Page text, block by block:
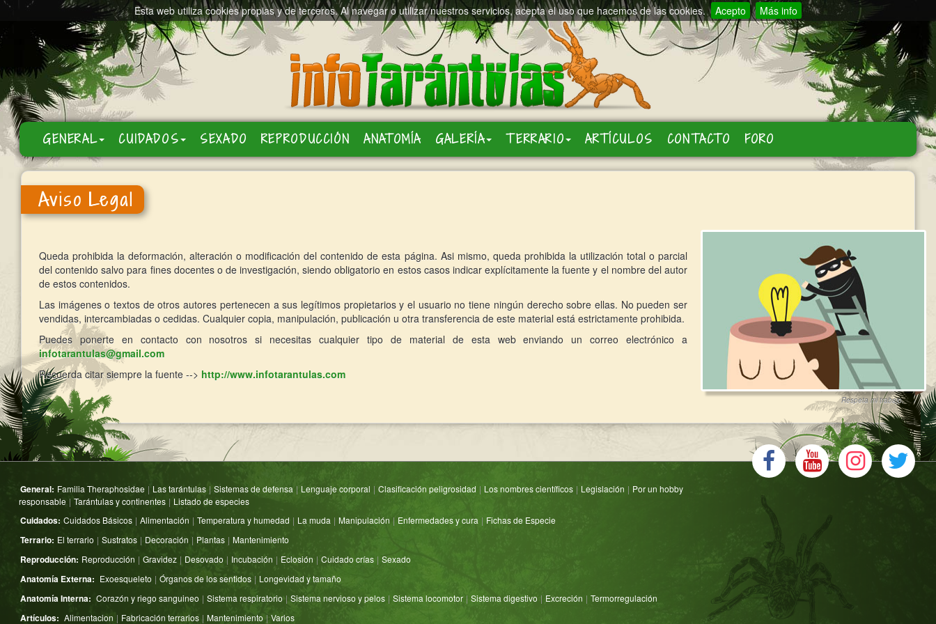
Esta web utiliza cookies propias y de terceros. Al navegar o utilizar nuestros servicios, acepta el uso que hacemos de las cookies. Acepto Más info
GENERAL CUIDADOS SEXADO REPRODUCCIÓN ANATOMÍA GALERÍA TERRARIO ARTÍCULOS CONTACTO FORO
Aviso Legal
Respeta mi trabajo.
Queda prohibida la deformación, alteración o modificación del contenido de esta página. Asi mismo, queda prohibida la utilización total o parcial
del contenido salvo para fines docentes o de investigación, siendo obligatorio en estos casos indicar explícitamente la fuente y el nombre del autor
de estos contenidos.
Las imágenes o textos de otros autores pertenecen a sus legítimos propietarios y el usuario no tiene ningún derecho sobre ellas. No pueden ser
vendidas, intercambiadas o cedidas. Cualquier copia, manipulación, publicación u otra transferencia de este material está estrictamente prohibida.
Puedes ponerte en contacto con nosotros si necesitas cualquier tipo de material de esta web enviando un correo electrónico a
infotarantulas@gmail.com
Recuerda citar siempre la fuente --> http://www.infotarantulas.com
General: Familia Theraphosidae | Las tarántulas | Sistemas de defensa | Lenguaje corporal | Clasificación peligrosidad | Los nombres científicos | Legislación | Por un hobby
responsable | Tarántulas y continentes | Listado de especies
Cuidados: Cuidados Básicos | Alimentación | Temperatura y humedad | La muda | Manipulación | Enfermedades y cura | Fichas de Especie
Terrario: El terrario | Sustratos | Decoración | Plantas | Mantenimiento
Reproducción: Reproducción | Gravidez | Desovado | Incubación | Eclosión | Cuidado crías | Sexado
Anatomía Externa: Exoesqueleto | Órganos de los sentidos | Longevidad y tamaño
Anatomía Interna: Corazón y riego sanguineo | Sistema respiratorio | Sistema nervioso y pelos | Sistema locomotor | Sistema digestivo | Excreción | Termorregulación
Artículos: Alimentacion | Fabricación terrarios | Mantenimiento | Varios